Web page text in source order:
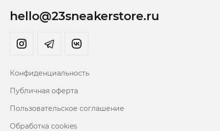
hello@23sneakerstore.ru
Конфиденциальность
Публичная оферта
Пользовательское соглашение
Обработка cookies